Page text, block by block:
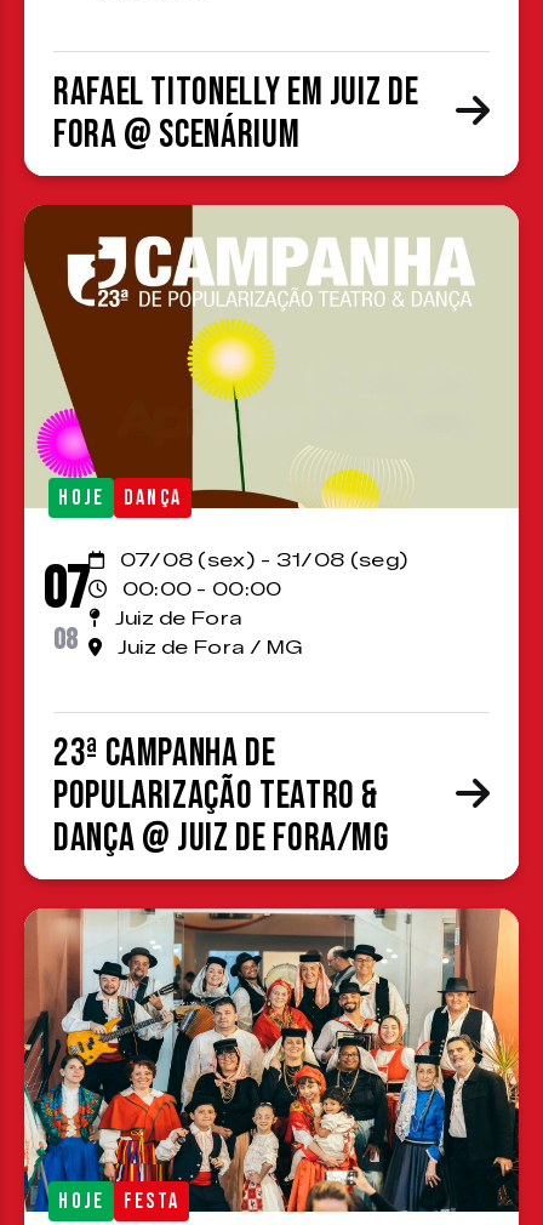
Rafael Titonelly em Juiz de
Fora @ Scenárium
HOJE DANÇA
07
08
07/08 (sex) - 31/08 (seg)
00:00 - 00:00
Juiz de Fora
Juiz de Fora / MG
23ª Campanha de
Popularização Teatro &
Dança @ Juiz de Fora/MG
HOJE FESTA